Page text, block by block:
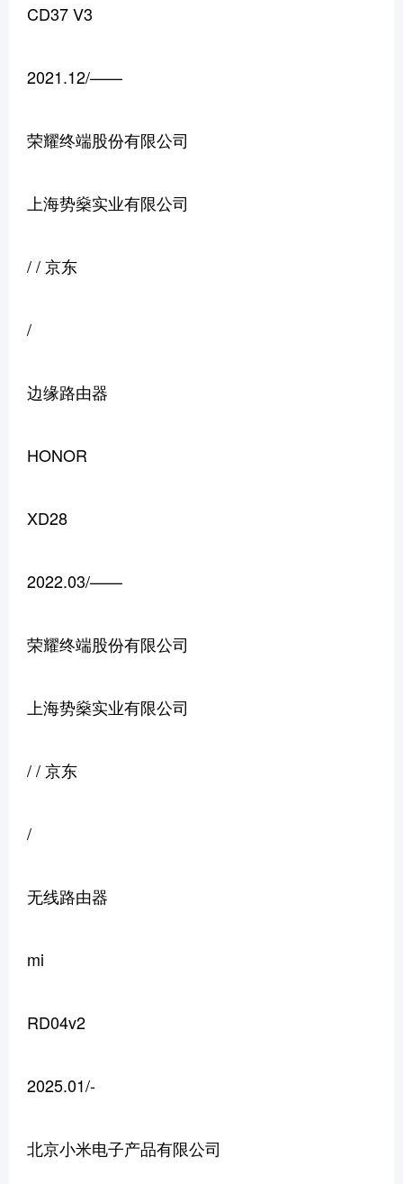
CD37 V3
2021.12/——
荣耀终端股份有限公司
上海势燊实业有限公司
/ / 京东
/
边缘路由器
HONOR
XD28
2022.03/——
荣耀终端股份有限公司
上海势燊实业有限公司
/ / 京东
/
无线路由器
mi
RD04v2
2025.01/-
北京小米电子产品有限公司